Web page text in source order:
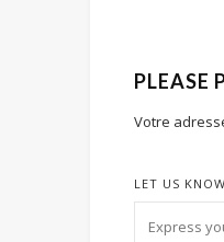
PLEASE
Votre
LET US